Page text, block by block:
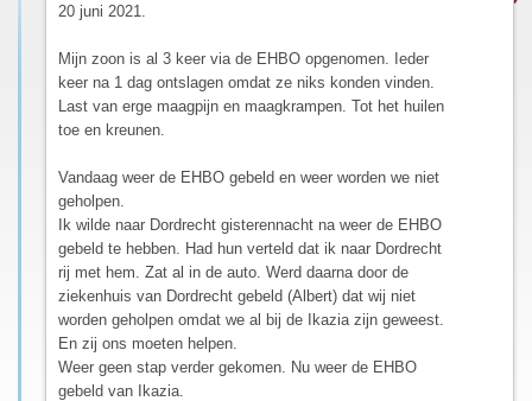
20 juni 2021.
Mijn zoon is al 3 keer via de EHBO opgenomen. Ieder
keer na 1 dag ontslagen omdat ze niks konden vinden.
Last van erge maagpijn en maagkrampen. Tot het huilen
toe en kreunen.
Vandaag weer de EHBO gebeld en weer worden we niet
geholpen.
Ik wilde naar Dordrecht gisterennacht na weer de EHBO
gebeld te hebben. Had hun verteld dat ik naar Dordrecht
rij met hem. Zat al in de auto. Werd daarna door de
ziekenhuis van Dordrecht gebeld (Albert) dat wij niet
worden geholpen omdat we al bij de Ikazia zijn geweest.
En zij ons moeten helpen.
Weer geen stap verder gekomen. Nu weer de EHBO
gebeld van Ikazia.